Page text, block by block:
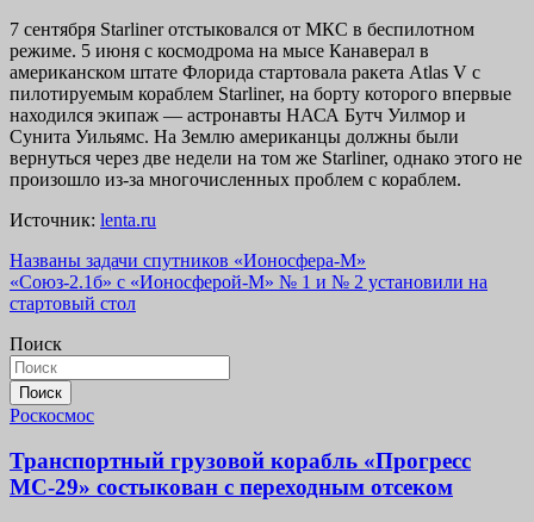
7 сентября Starliner отстыковался от МКС в беспилотном
режиме. 5 июня с космодрома на мысе Канаверал в
американском штате Флорида стартовала ракета Atlas V с
пилотируемым кораблем Starliner, на борту которого впервые
находился экипаж — астронавты НАСА Бутч Уилмор и
Сунита Уильямс. На Землю американцы должны были
вернуться через две недели на том же Starliner, однако этого не
произошло из-за многочисленных проблем с кораблем.
Источник: lenta.ru
Навигация
по
Названы задачи спутников «Ионосфера-М»
«Союз-2.1б» с «Ионосферой-М» № 1 и № 2 установили на
стартовый стол
Поиск
Поиск
Роскосмос
Транспортный грузовой корабль «Прогресс
МС-29» состыкован с переходным отсеком